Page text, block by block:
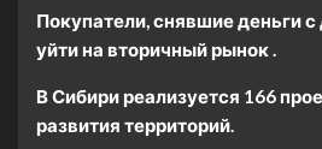
Покупатели, снявшие деньги с
уйти на вторичный рынок .
В Сибири реализуется 166
развития территорий.